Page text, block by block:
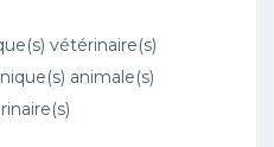
vétérinaire(s)
animale(s)